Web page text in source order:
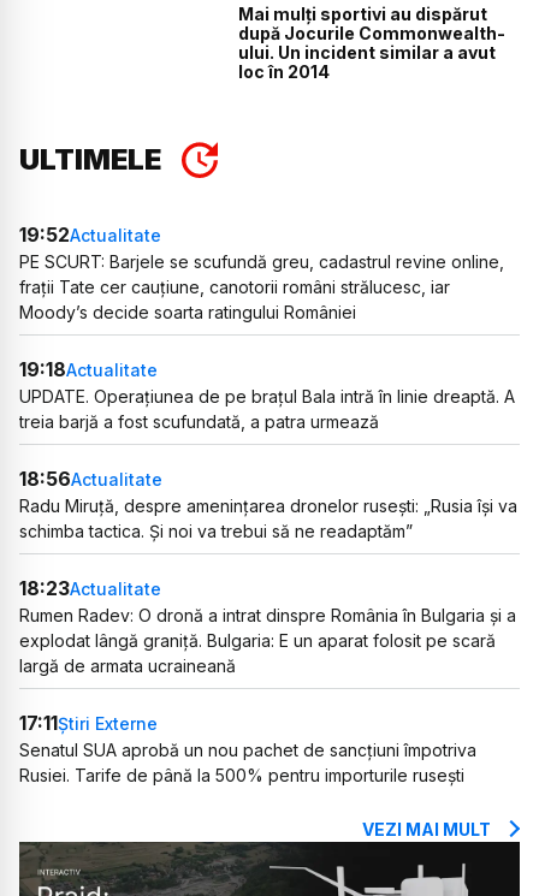
Mai mulți sportivi au dispărut
după Jocurile Commonwealth-
ului. Un incident similar a avut
loc în 2014
ULTIMELE
19:52Actualitate
PE SCURT: Barjele se scufundă greu, cadastrul revine online,
frații Tate cer cauțiune, canotorii români strălucesc, iar
Moody’s decide soarta ratingului României
19:18Actualitate
UPDATE. Operațiunea de pe brațul Bala intră în linie dreaptă. A
treia barjă a fost scufundată, a patra urmează
18:56Actualitate
Radu Miruță, despre amenințarea dronelor rusești: „Rusia își va
schimba tactica. Și noi va trebui să ne readaptăm”
18:23Actualitate
Rumen Radev: O dronă a intrat dinspre România în Bulgaria și a
explodat lângă graniță. Bulgaria: E un aparat folosit pe scară
largă de armata ucraineană
17:11Știri Externe
Senatul SUA aprobă un nou pachet de sancțiuni împotriva
Rusiei. Tarife de până la 500% pentru importurile rusești
VEZI MAI MULT